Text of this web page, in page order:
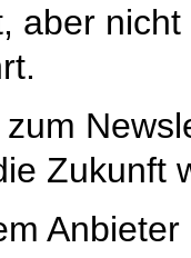
aber
Zukunft
Anbieter